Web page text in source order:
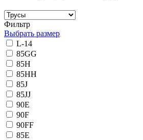
Фильтр
Выбрать размер
L-14
85GG
85H
85HH
85J
85JJ
90E
90F
90FF
85E